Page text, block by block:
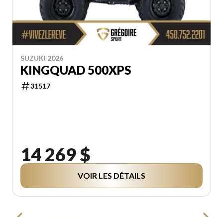
SUZUKI 2026
KINGQUAD 500XPS
31517
14 269 $
VOIR LES DÉTAILS